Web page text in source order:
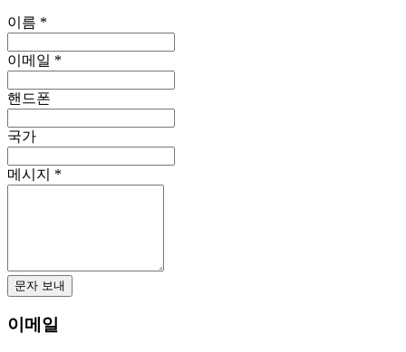
이름 *
이메일 *
핸드폰
국가
메시지 *
문자 보내
이메일